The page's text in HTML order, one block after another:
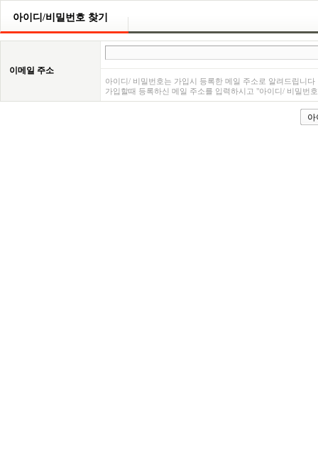
아이디/비밀번호 찾기
이메일 주소
아이디/ 비밀번호는 가입시 등록한 메일 주소로 알려드립니다
가입할때 등록하신 메일 주소를 입력하시고 "아이디/ 비밀번